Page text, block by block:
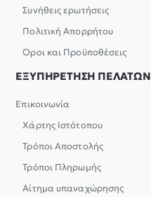
Συνήθεις ερωτήσεις
Πολιτική Απορρήτου
Όροι και Προϋποθέσεις
ΕΞΥΠΗΡΕΤΗΣΗ ΠΕΛΑΤΩΝ
Επικοινωνία
Χάρτης Ιστότοπου
Τρόποι Αποστολής
Τρόποι Πληρωμής
Αίτημα υπαναχώρησης